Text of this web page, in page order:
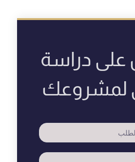
على دراسة
لمشروعك